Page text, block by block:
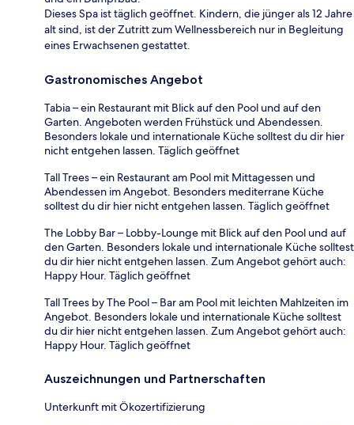
Dieses Spa ist täglich geöffnet. Kindern, die jünger als 12 Jahre
alt sind, ist der Zutritt zum Wellnessbereich nur in Begleitung
eines Erwachsenen gestattet.
Gastronomisches Angebot
Tabia – ein Restaurant mit Blick auf den Pool und auf den
Garten. Angeboten werden Frühstück und Abendessen.
Besonders lokale und internationale Küche solltest du dir hier
nicht entgehen lassen. Täglich geöffnet
Tall Trees – ein Restaurant am Pool mit Mittagessen und
Abendessen im Angebot. Besonders mediterrane Küche
solltest du dir hier nicht entgehen lassen. Täglich geöffnet
The Lobby Bar – Lobby-Lounge mit Blick auf den Pool und auf
den Garten. Besonders lokale und internationale Küche solltest
du dir hier nicht entgehen lassen. Zum Angebot gehört auch:
Happy Hour. Täglich geöffnet
Tall Trees by The Pool – Bar am Pool mit leichten Mahlzeiten im
Angebot. Besonders lokale und internationale Küche solltest
du dir hier nicht entgehen lassen. Zum Angebot gehört auch:
Happy Hour. Täglich geöffnet
Auszeichnungen und Partnerschaften
Unterkunft mit Ökozertifizierung